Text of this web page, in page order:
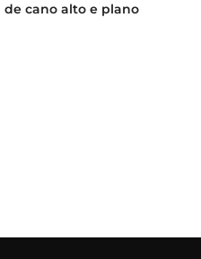
de cano alto e plano